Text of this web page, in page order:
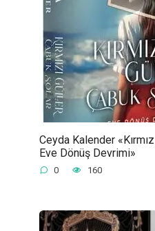
Ceyda Kalender
Eve Dönüş Devrimi»
0 160